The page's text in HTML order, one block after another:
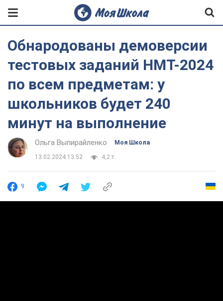
Обнародованы демоверсии
тестовых заданий НМТ-2024
по всем предметам: у
школьников будет 240
минут на выполнение
Ольга Выпирайленко Моя Школа
13.02.2024 13:52 4,2 т.
9